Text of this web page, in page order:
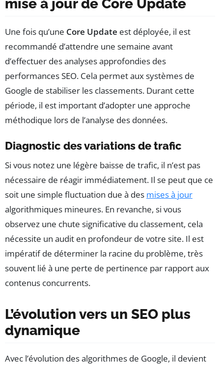
mise à jour de Core Update
Une fois qu’une Core Update est déployée, il est
recommandé d’attendre une semaine avant
d’effectuer des analyses approfondies des
performances SEO. Cela permet aux systèmes de
Google de stabiliser les classements. Durant cette
période, il est important d’adopter une approche
méthodique lors de l’analyse des données.
Diagnostic des variations de trafic
Si vous notez une légère baisse de trafic, il n’est pas
nécessaire de réagir immédiatement. Il se peut que ce
soit une simple fluctuation due à des mises à jour
algorithmiques mineures. En revanche, si vous
observez une chute significative du classement, cela
nécessite un audit en profondeur de votre site. Il est
impératif de déterminer la racine du problème, très
souvent lié à une perte de pertinence par rapport aux
contenus concurrents.
L’évolution vers un SEO plus
dynamique
Avec l’évolution des algorithmes de Google, il devient